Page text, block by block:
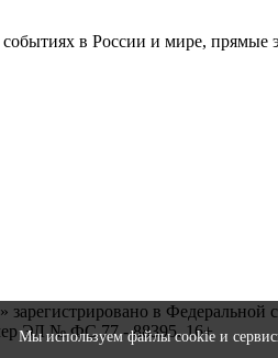
в России и мире, прямые
зарегистрировано в
ЭЛ № ФС 77 - 88395. 16+
Мы используем файлы cookie и